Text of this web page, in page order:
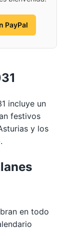
PayPal
incluye un
festivos
y los
en todo